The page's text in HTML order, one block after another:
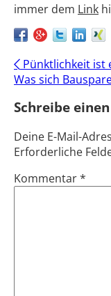
immer dem
Link
Post
navigation
← Pünktlichkeit ist
Was sich
Schreibe
Deine E-Mail-
Erforderliche
Kommentar *